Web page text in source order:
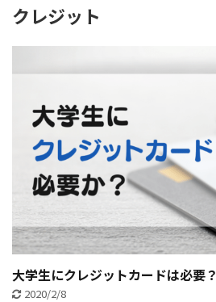
クレジット
大学生にクレジットカードは必要？
2020/2/8